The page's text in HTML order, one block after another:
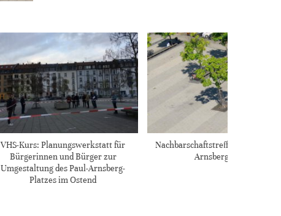
VHS-Kurs: Planungswerkstatt für
Bürgerinnen und Bürger zur
Umgestaltung des Paul-Arnsberg-
Platzes im Ostend
Nachbarschaftstreffen auf dem
Arnsberg-Platz